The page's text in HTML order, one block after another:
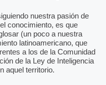
nuestra pasión de
conocimiento, es que
(un poco a nuestra
latinoamericano, que
a los de la Comunidad
de la Ley de Inteligencia
aquel territorio.